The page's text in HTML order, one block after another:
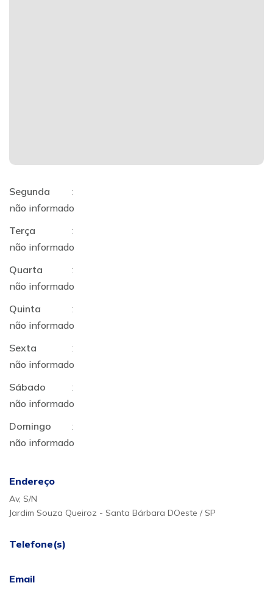
Segunda
:
não informado
Terça
:
não informado
Quarta
:
não informado
Quinta
:
não informado
Sexta
:
não informado
Sábado
:
não informado
Domingo
:
não informado
Endereço
Av, S/N
Jardim Souza Queiroz - Santa Bárbara DOeste / SP
Telefone(s)
Email